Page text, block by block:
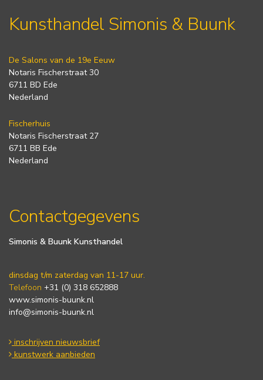
Kunsthandel Simonis & Buunk
De Salons van de 19e Eeuw
Notaris Fischerstraat 30
6711 BD Ede
Nederland
Fischerhuis
Notaris Fischerstraat 27
6711 BB Ede
Nederland
Contactgegevens
Simonis & Buunk Kunsthandel
dinsdag t/m zaterdag van 11-17 uur.
Telefoon +31 (0) 318 652888
www.simonis-buunk.nl
info@simonis-buunk.nl
inschrijven nieuwsbrief
kunstwerk aanbieden